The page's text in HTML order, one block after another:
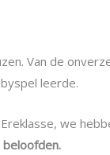
Van de
leerde.
we